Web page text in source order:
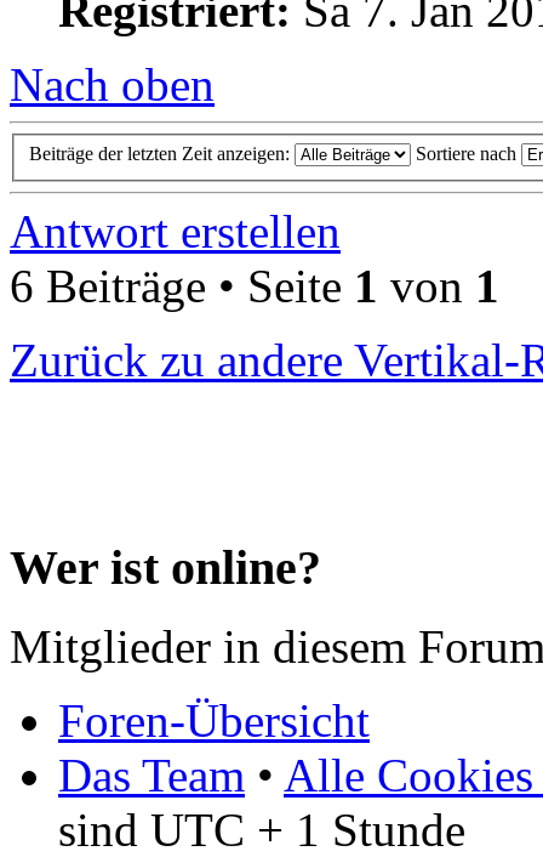
Nach oben
Beiträge der letzten Zeit anzeigen: Sortiere nach
Antwort erstellen
6 Beiträge • Seite 1 von 1
Zurück zu andere Vertikal-
Wer ist online?
Mitglieder in diesem
Foren-Übersicht
Das Team • Alle Cookies
sind UTC + 1 Stunde